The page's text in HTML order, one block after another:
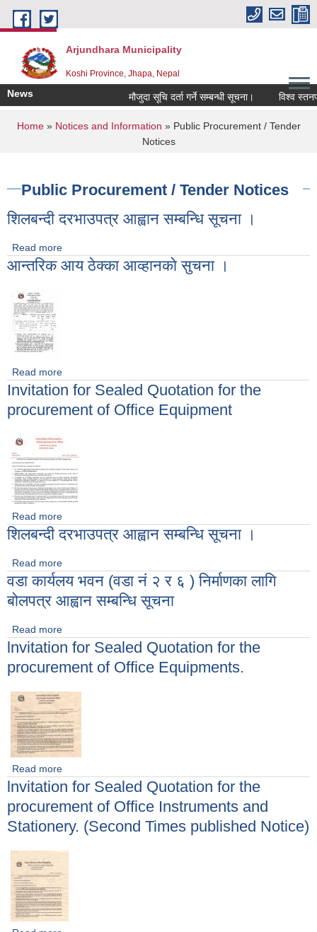
Skip to main content
Arjundhara Municipality
Koshi Province, Jhapa, Nepal
News मौजुदा सूचि दर्ता गर्ने सम्बन्धी सूचना। विश्व
You are here
Home» Notices and Information » Public Procurement / Tender
Notices
Public Procurement / Tender Notices
शिलबन्दी दरभाउपत्र आह्वान सम्बन्धि सूचना ।
Read more
आन्तरिक आय ठेक्का आव्हानकाे सुचना ।
Read more
Invitation for Sealed Quotation for the
procurement of Office Equipment
Read more
procurement of Office Equipment
शिलबन्दी दरभाउपत्र आह्वान सम्बन्धि सूचना ।
Read more
वडा कार्यलय भवन (वडा नं २ र ६ ) निर्माणका लागि
बोलपत्र आह्वान सम्बन्धि सूचना
Read more
आह्वान सम्बन्धि सूचना
lnvitation for Sealed Quotation for the
procurement of Office Equipments.
Read more
procurement of Office Equipments.
lnvitation for Sealed Quotation for the
procurement of Office Instruments and
Stationery. (Second Times published Notice)